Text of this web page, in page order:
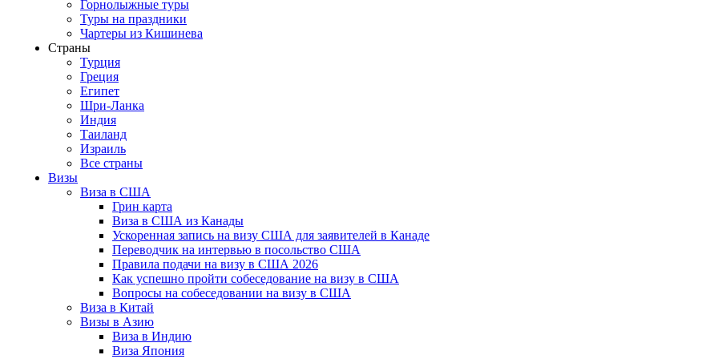
Горнолыжные туры
Туры на праздники
Чартеры из Кишинева
Страны
Турция
Греция
Египет
Шри-Ланка
Индия
Таиланд
Израиль
Все страны
Визы
Виза в США
Грин карта
Виза в США из Канады
Ускоренная запись на визу США для заявителей в Канаде
Переводчик на интервью в посольство США
Правила подачи на визу в США 2026
Как успешно пройти собеседование на визу в США
Вопросы на собеседовании на визу в США
Виза в Китай
Визы в Азию
Виза в Индию
Виза Япония